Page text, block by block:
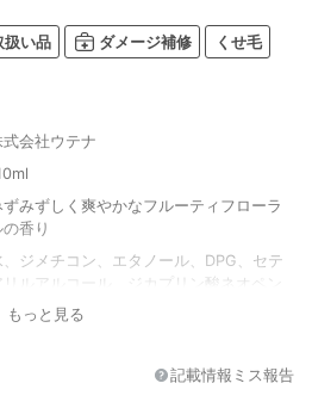
扱い品 ダメージ補修 くせ毛
式会社ウテナ
ずみずしく爽やかなフルーティフローラ
の香り
、ジメチコン、エタノール、DPG、セテ
リルアルコール、ジカプリン酸ネオペン
ルグリコール、セテス-15、イソステアロ
ロピルトリモニウム、(ジヒドロキシメチ
もっと見る
記載情報ミス報告